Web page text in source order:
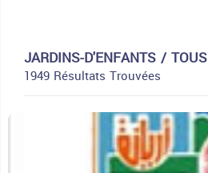
JARDINS-D'ENFANTS / TOUS
1949 Résultats Trouvées